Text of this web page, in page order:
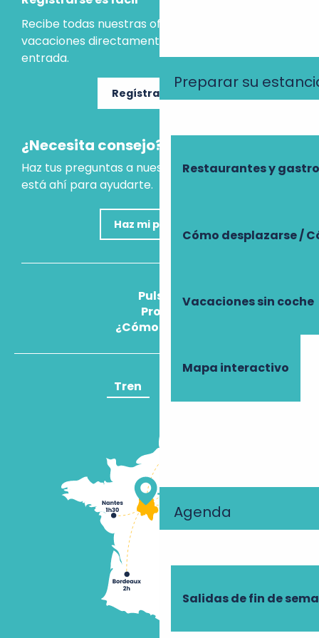
Preparar su
Restaurantes y
Cómo desplazarse /
Vacaciones sin coche
Mapa interactivo
Agenda
Salidas de fin de
Recibe todas nuestras ofertas e ideas para las
vacaciones directamente en tu bandeja de
entrada.
Regístrate ahora
¿Necesita consejo?
Haz tus preguntas a nuestro asistente virtual, que
está ahí para ayudarte.
Haz mi pregunta
Pulse
Pros
¿Cómo llegar?
Tren